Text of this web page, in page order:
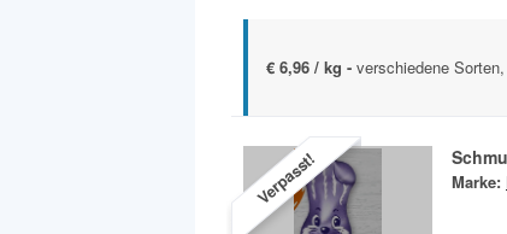
€ 6,96 / kg - verschiedene
Verpasst! Marke: